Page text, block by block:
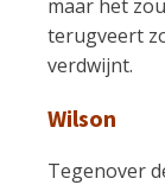
maar het
terugveert
verdwijnt.
Wilson
Tegenover